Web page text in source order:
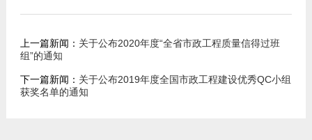
上一篇新闻： 关于公布2020年度“全省市政工程质量信得过班
组”的通知
下一篇新闻： 关于公布2019年度全国市政工程建设优秀QC小组
获奖名单的通知